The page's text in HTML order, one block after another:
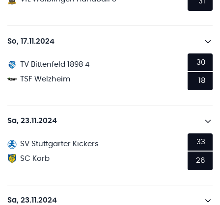
So, 17.11.2024
TV Bittenfeld 1898 4
TSF Welzheim
30
18
Sa, 23.11.2024
SV Stuttgarter Kickers
SC Korb
33
26
Sa, 23.11.2024